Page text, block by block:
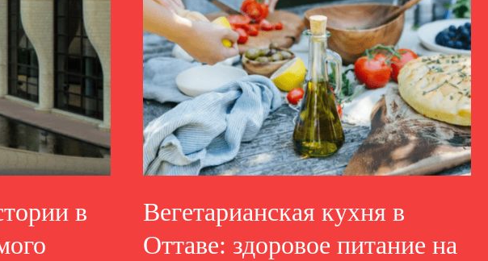
в
Вегетарианская кухня в
Оттаве: здоровое питание на